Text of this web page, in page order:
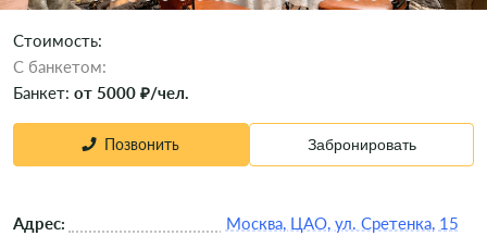
Стоимость:
C банкетом:
Банкет: от 5000 ₽/чел.
Позвонить Забронировать
Адрес: Москва, ЦАО, ул. Сретенка, 15